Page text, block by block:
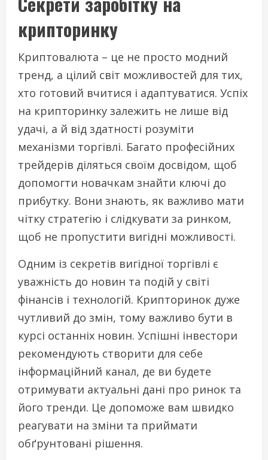
крипторинку
Криптовалюта – це не просто модний
тренд, а цілий світ можливостей для тих,
хто готовий вчитися і адаптуватися. Успіх
на крипторинку залежить не лише від
удачі, а й від здатності розуміти
механізми торгівлі. Багато професійних
трейдерів діляться своїм досвідом, щоб
допомогти новачкам знайти ключі до
прибутку. Вони знають, як важливо мати
чітку стратегію і слідкувати за ринком,
щоб не пропустити вигідні можливості.
Одним із секретів вигідної торгівлі є
уважність до новин та подій у світі
фінансів і технологій. Крипторинок дуже
чутливий до змін, тому важливо бути в
курсі останніх новин. Успішні інвестори
рекомендують створити для себе
інформаційний канал, де ви будете
отримувати актуальні дані про ринок та
його тренди. Це допоможе вам швидко
реагувати на зміни та приймати
обґрунтовані рішення.